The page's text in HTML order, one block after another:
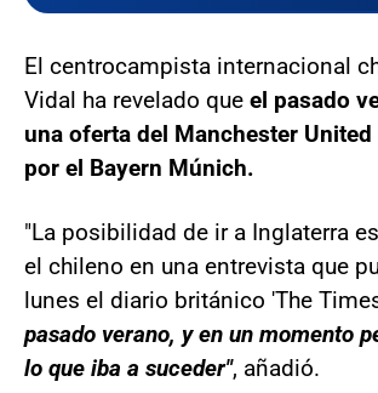
El centrocampista internacional
Vidal ha revelado que el pasado
una oferta del Manchester
por el Bayern Múnich.
"La posibilidad de ir a Inglaterra
el chileno en una entrevista que
lunes el diario británico 'The
pasado verano, y en un momento
lo que iba a suceder", añadió.